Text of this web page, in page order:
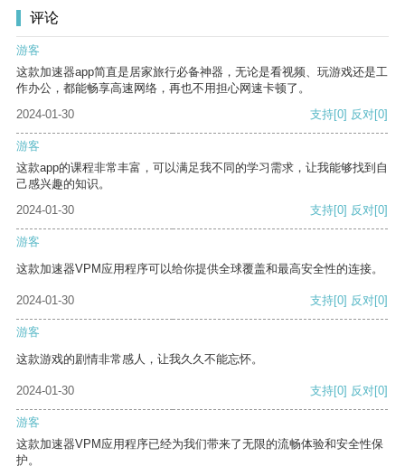
评论
游客
这款加速器app简直是居家旅行必备神器，无论是看视频、玩游戏还是工
作办公，都能畅享高速网络，再也不用担心网速卡顿了。
2024-01-30
支持[0] 反对[0]
游客
这款app的课程非常丰富，可以满足我不同的学习需求，让我能够找到自
己感兴趣的知识。
2024-01-30
支持[0] 反对[0]
游客
这款加速器VPM应用程序可以给你提供全球覆盖和最高安全性的连接。
2024-01-30 支持[0] 反对[0]
游客
这款游戏的剧情非常感人，让我久久不能忘怀。
2024-01-30 支持[0] 反对[0]
游客
这款加速器VPM应用程序已经为我们带来了无限的流畅体验和安全性保
护。